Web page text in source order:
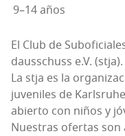
9–14 años
El Club de
dauss­chuss e.V. (stja).
La stja es la
juve­ni­les de
abier­to con niños y
Nues­tras ofer­tas son